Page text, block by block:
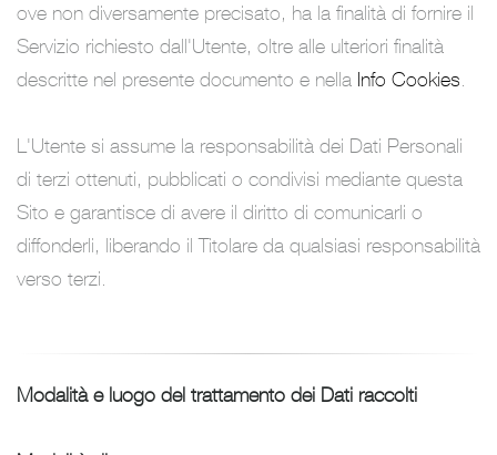
ove non diversamente precisato, ha la finalità di fornire il
Servizio richiesto dall'Utente, oltre alle ulteriori finalità
descritte nel presente documento e nella Info Cookies
L'Utente si assume la responsabilità dei Dati Personali
di terzi ottenuti, pubblicati o condivisi mediante questa
Sito e garantisce di avere il diritto di comunicarli o
diffonderli, liberando il Titolare da qualsiasi responsabilità
verso terzi.
Modalità e luogo del trattamento dei Dati raccolti